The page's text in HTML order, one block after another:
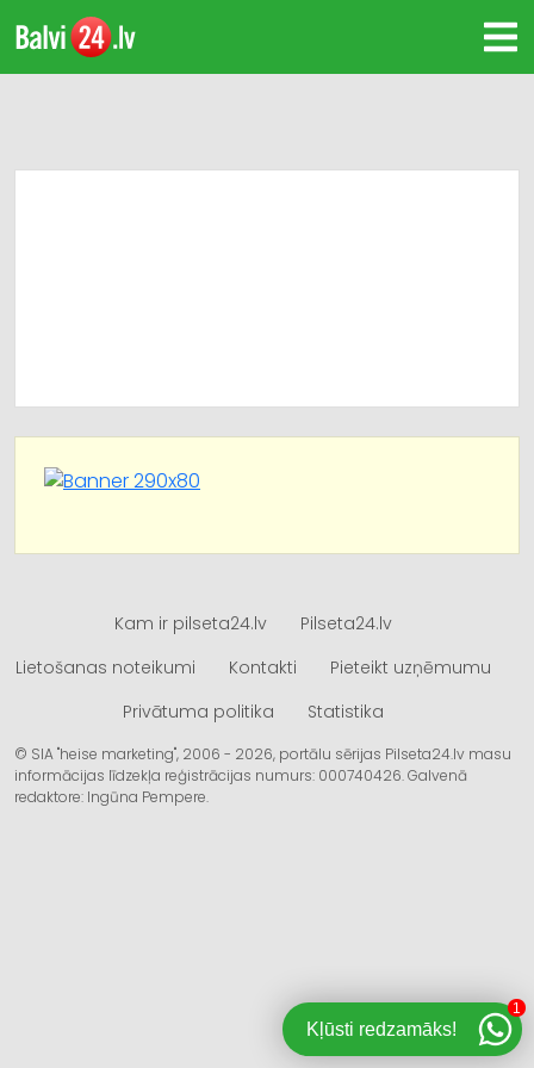
Kam ir pilseta24.lv
Pilseta24.lv
Lietošanas noteikumi
Kontakti
Pieteikt uzņēmumu
Privātuma politika
Statistika
© SIA "heise marketing", 2006 - 2026, portālu sērijas Pilseta24.lv masu
informācijas līdzekļa reģistrācijas numurs: 000740426. Galvenā
redaktore: Ingūna Pempere.
Kļūsti redzamāks!
1